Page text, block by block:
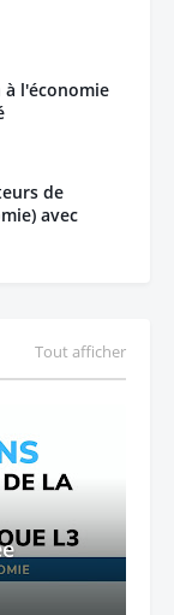
l'économie
de
avec
Tout afficher